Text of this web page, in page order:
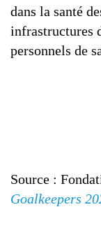
dans la santé
infrastructures
personnels de
Source :
Goalkeepers